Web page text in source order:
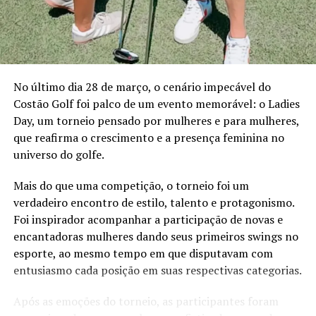
NÃO PERCA
Cantora Kedma Ely lança “Saudade”, seu segundo single
nas plataformas digitais
A participação da ANCORD reforça a importância da
capacitação contínua em um mercado em constante
transformação. Representando a entidade, Orlando
Junior, Diretor de Certificação e Educação Continuada,
competências pode preparar os profissionais para atuar
em segmentos estratégicos da economia brasileira e
acompanhar a evolução das demandas dos investidores.
Eduardo Vanin, Estrategista Sênior de Agricultura da
atual do agronegócio, as oportunidades que o setor abre
para assessores de investimento, os movimentos de
mercado que impactam investidores e como os
profissionais podem ampliar as conversas com seus
clientes a partir do repertório do agro. Com mais de 20
anos de experiência nos mercados de commodities
grandes fundos de investimento no Brasil e na China,
No último dia 28 de março, o cenário impecável do
Costão Golf foi palco de um evento memorável: o Ladies
Day, um torneio pensado por mulheres e para mulheres,
que reafirma o crescimento e a presença feminina no
universo do golfe.
Mais do que uma competição, o torneio foi um
verdadeiro encontro de estilo, talento e protagonismo.
Foi inspirador acompanhar a participação de novas e
encantadoras mulheres dando seus primeiros swings no
esporte, ao mesmo tempo em que disputavam com
entusiasmo cada posição em suas respectivas categorias.
Após as emoções do torneio, as participantes foram